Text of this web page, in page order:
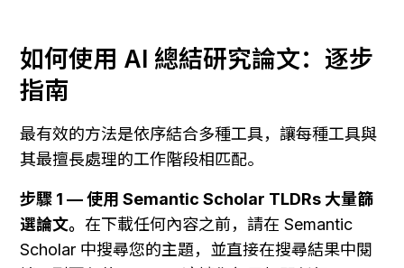
如何使用 AI 總結研究論文：逐步
指南
最有效的方法是依序結合多種工具，讓每種工具與
其最擅長處理的工作階段相匹配。
步驟 1 — 使用 Semantic Scholar TLDRs 大量篩
選論文。 在下載任何內容之前，請在 Semantic
Scholar 中搜尋您的主題，並直接在搜尋結果中閱